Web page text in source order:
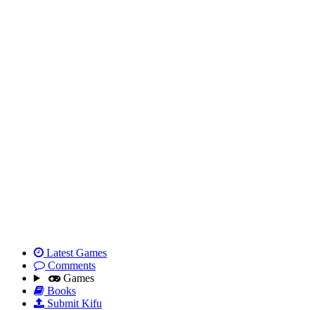
Latest Games
Comments
Games
Books
Submit Kifu